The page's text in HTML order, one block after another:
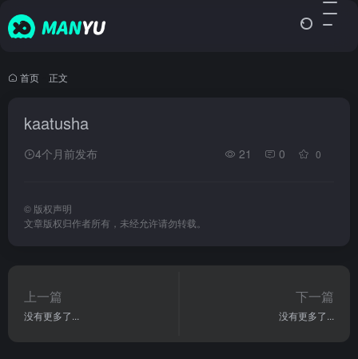
首页 正文
kaatusha
4个月前发布 21 0 0
© 版权声明
文章版权归作者所有，未经允许请勿转载。
上一篇
没有更多了...
下一篇
没有更多了...